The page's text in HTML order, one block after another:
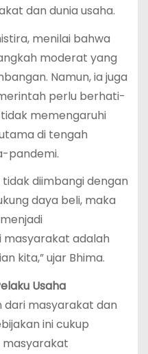
dan dunia usaha.
menilai bahwa
moderat yang
Namun, ia juga
perlu berhati-
memengaruhi
di tengah
pandemi.
tidak diimbangi dengan
daya beli, maka
masyarakat adalah
kita,” ujar Bhima.
Usaha
masyarakat dan
ini cukup
masyarakat